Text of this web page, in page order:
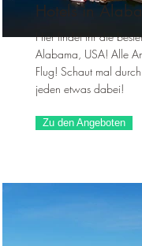
Hotels in
Hier findet ihr die
Alabama, USA! Alle
Flug! Schaut mal
jeden etwas dabei!
Zu den Angeboten